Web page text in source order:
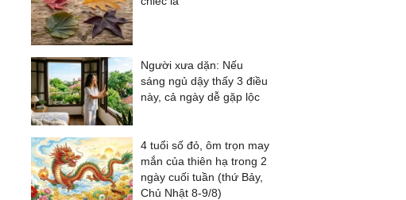
Người xưa dặn: Nếu
sáng ngủ dậy thấy 3 điều
này, cả ngày dễ gặp lộc
4 tuổi số đỏ, ôm trọn may
mắn của thiên hạ trong 2
ngày cuối tuần (thứ Bảy,
Chủ Nhật 8-9/8)